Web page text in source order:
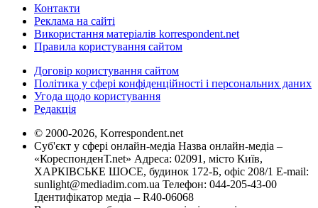
Контакти
Реклама на сайті
Використання матеріалів korrespondent.net
Правила користування сайтом
Договір користування сайтом
Політика у сфері конфіденційності і персональних даних
Угода щодо користування
Редакція
© 2000-2026, Korrespondent.net
Суб'єкт у сфері онлайн-медіа Назва онлайн-медіа –
«КореспонденТ.net» Адреса: 02091, місто Київ,
ХАРКІВСЬКЕ ШОСЕ, будинок 172-Б, офіс 208/1 E-mail:
sunlight@mediadim.com.ua Телефон: 044-205-43-00
Ідентифікатор медіа – R40-06068